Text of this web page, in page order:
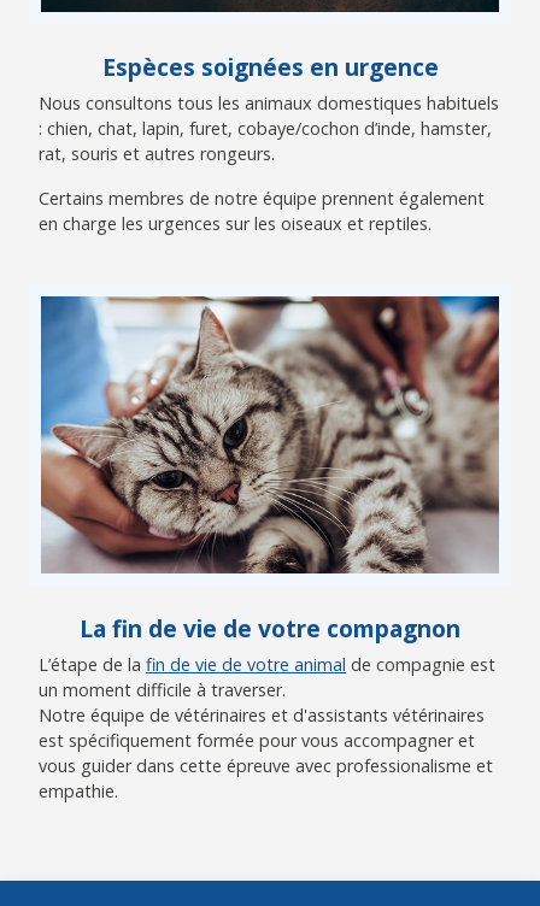
Espèces soignées en urgence
Nous consultons tous les animaux domestiques habituels
: chien, chat, lapin, furet, cobaye/cochon d’inde, hamster,
rat, souris et autres rongeurs.
Certains membres de notre équipe prennent également
en charge les urgences sur les oiseaux et reptiles.
La fin de vie de votre compagnon
L’étape de la fin de vie de votre animal de compagnie est
un moment difficile à traverser.
Notre équipe de vétérinaires et d'assistants vétérinaires
est spécifiquement formée pour vous accompagner et
vous guider dans cette épreuve avec professionalisme et
empathie.